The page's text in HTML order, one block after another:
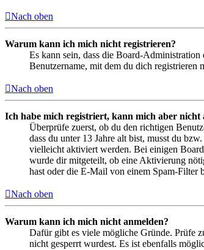
Nach oben
Warum kann ich mich nicht registrieren?
Es kann sein, dass die Board-Administration
Benutzername, mit dem du dich
Nach oben
Ich habe mich registriert, kann mich aber nicht
Überprüfe zuerst, ob du den richtigen
dass du unter 13 Jahre alt bist, musst du
vielleicht aktiviert werden. Bei einigen
wurde dir mitgeteilt, ob eine Aktivierung
hast oder die E-Mail von einem Spam-Filter
Nach oben
Warum kann ich mich nicht anmelden?
Dafür gibt es viele mögliche Gründe. Prüfe
nicht gesperrt wurdest. Es ist ebenfalls